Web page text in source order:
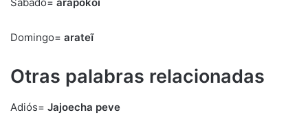
Domingo= arateĩ
Otras palabras relacionadas
Adiós= Jajoecha peve